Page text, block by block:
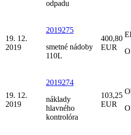
odpadu
19. 12.
2019
2019275
smetné nádoby
110L
400,80
EUR
19. 12.
2019
2019274
náklady
hlavného
kontrolóra
103,25
EUR